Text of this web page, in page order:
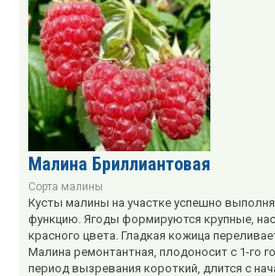
Малина Бриллиантовая
Сорта малины
Кусты малины на участке успешно
функцию. Ягоды формируются крупные,
красного цвета. Гладкая кожица
Малина ремонтантная, плодоносит с 1-го
период вызревания короткий, длится с